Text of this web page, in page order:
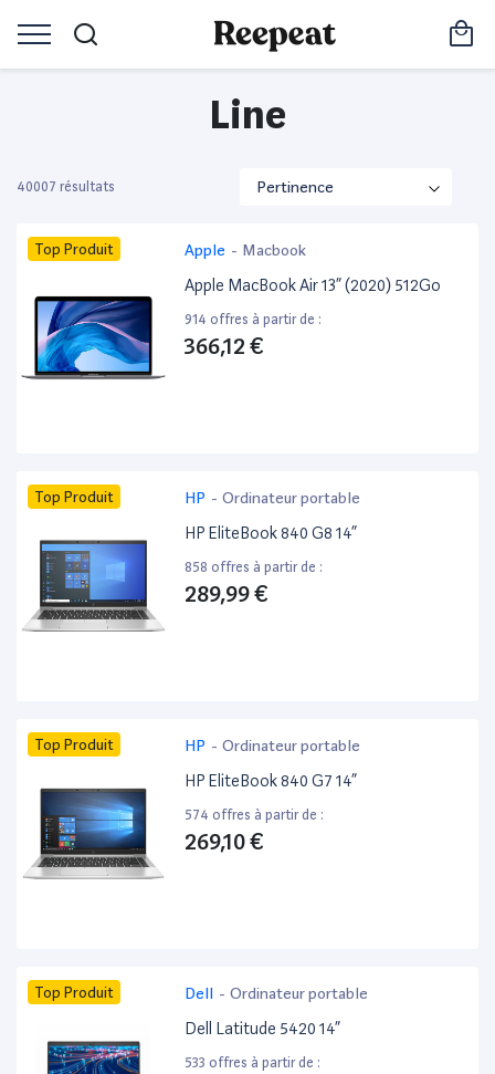
Line
40007 résultats
Top Produit Apple - Macbook
Apple MacBook Air 13” (2020) 512Go
914 offres à partir de :
366,12 €
Top Produit HP - Ordinateur portable
HP EliteBook 840 G8 14”
858 offres à partir de :
289,99 €
Top Produit HP - Ordinateur portable
HP EliteBook 840 G7 14”
574 offres à partir de :
269,10 €
Top Produit Dell - Ordinateur portable
Dell Latitude 5420 14”
533 offres à partir de :